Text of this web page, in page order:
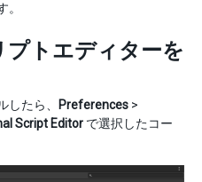
。
プトエディターを
したら、 Preferences >
Script Editor で選択したコー